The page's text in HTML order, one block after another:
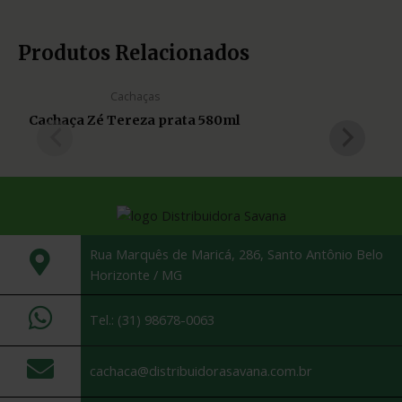
Produtos Relacionados
Cachaças
Cachaça Zé Tereza prata 580ml
Rua Marquês de Maricá, 286, Santo Antônio Belo
Horizonte / MG
Tel.: (31) 98678-0063
cachaca@distribuidorasavana.com.br